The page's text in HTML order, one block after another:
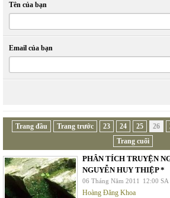
Tên của bạn
Email của bạn
Trang đầu Trang trước 23 24 25 26
Trang cuối
PHÂN TÍCH TRUYỆN
NGUYỄN HUY THIỆP *
06 Tháng Năm 2011 12:00 SA
Hoàng Đăng Khoa